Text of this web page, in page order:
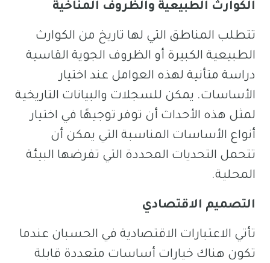
الكوارث الطبيعية والظروف المناخية
تتطلب المناطق التي لها تاريخ من الكوارث
الطبيعية الكبيرة أو الظروف الجوية القاسية
دراسة متأنية لهذه العوامل عند اختيار
الأساسات. يمكن للسجلات والبيانات التاريخية
لمثل هذه الأحداث أن توفر توجيهًا في اختيار
أنواع الأساسات المناسبة التي يمكن أن
تتحمل التحديات المحددة التي تفرضها البيئة
المحلية.
التصميم الاقتصادي
تأتي الاعتبارات الاقتصادية في الحسبان عندما
تكون هناك خيارات أساسات متعددة قابلة